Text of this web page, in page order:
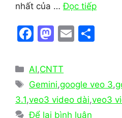
nhất của …Đọc tiếp
F
c
e
b
M
st
o
d
E
l
e
Danh
mục
AI,CNTT
Thẻ
Gemini,google veo 3,
3.1,veo3 video dài,veo3
Để lại bình luận